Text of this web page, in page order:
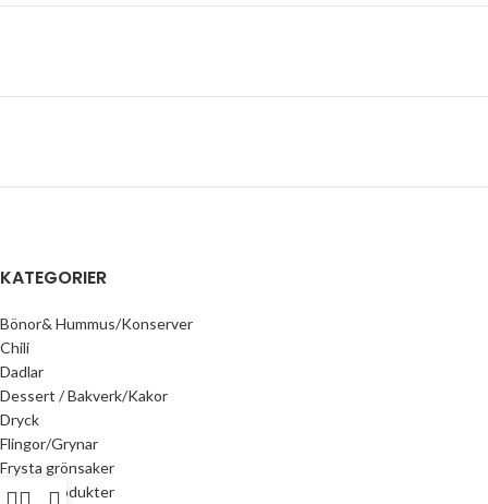
KATEGORIER
Bönor& Hummus/Konserver
Chili
Dadlar
Dessert / Bakverk/Kakor
Dryck
Flingor/Grynar
Frysta grönsaker
Frysta produkter